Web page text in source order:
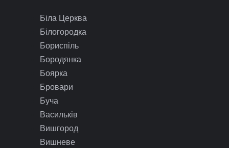
Біла Церква
Білогородка
Бориспіль
Бородянка
Боярка
Бровари
Буча
Васильків
Вишгород
Вишневе